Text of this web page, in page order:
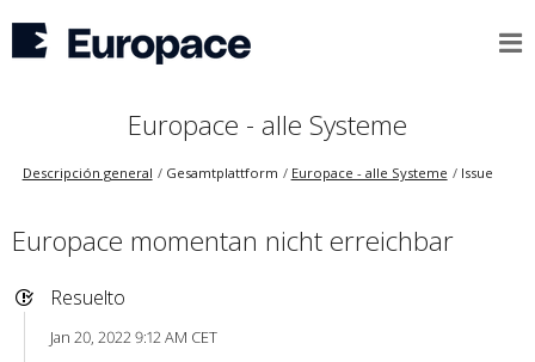
Europace - alle Systeme
Descripción general Gesamtplattform Europace - alle Systeme Issue
Europace momentan nicht erreichbar
Resuelto
Jan 20, 2022 9:12 AM CET